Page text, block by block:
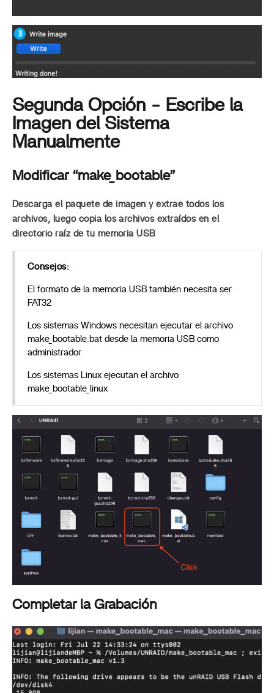
Segunda Opción - Escribe la
Imagen del Sistema
Manualmente
Modificar “make_bootable”
Descarga el paquete de imagen y extrae todos los
archivos, luego copia los archivos extraídos en el
directorio raíz de tu memoria USB
Consejos:
El formato de la memoria USB también necesita ser
FAT32
Los sistemas Windows necesitan ejecutar el archivo
make_bootable.bat desde la memoria USB como
administrador
Los sistemas Linux ejecutan el archivo
make_bootable_linux
Completar la Grabación